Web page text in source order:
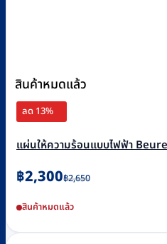
สินค้าหมดแล้ว
ลด 13%
แผ่นให้ความร้อนแบบไฟฟ้า
฿2,650
Original
was:
฿2,650.
฿2,300
Current
is:
฿2,300.
สินค้าหมดแล้ว